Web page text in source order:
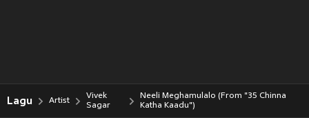
Lagu Artist
Vivek
Sagar
Neeli Meghamulalo (From "35 Chinna
Katha Kaadu")